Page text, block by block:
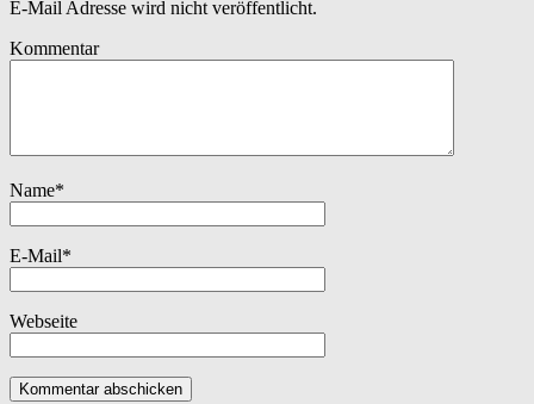
E-Mail Adresse wird nicht veröffentlicht.
Kommentar
Name*
E-Mail*
Webseite